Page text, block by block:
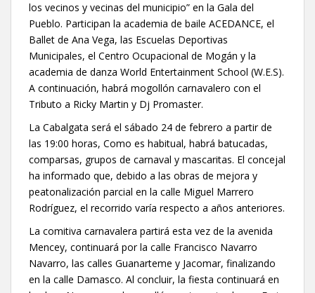
los vecinos y vecinas del municipio” en la Gala del
Pueblo. Participan la academia de baile ACEDANCE, el
Ballet de Ana Vega, las Escuelas Deportivas
Municipales, el Centro Ocupacional de Mogán y la
academia de danza World Entertainment School (W.E.S).
A continuación, habrá mogollón carnavalero con el
Tributo a Ricky Martin y Dj Promaster.
La Cabalgata será el sábado 24 de febrero a partir de
las 19:00 horas, Como es habitual, habrá batucadas,
comparsas, grupos de carnaval y mascaritas. El concejal
ha informado que, debido a las obras de mejora y
peatonalización parcial en la calle Miguel Marrero
Rodríguez, el recorrido varía respecto a años anteriores.
La comitiva carnavalera partirá esta vez de la avenida
Mencey, continuará por la calle Francisco Navarro
Navarro, las calles Guanarteme y Jacomar, finalizando
en la calle Damasco. Al concluir, la fiesta continuará en